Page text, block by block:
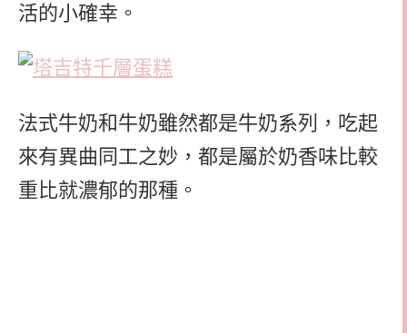
活的小確幸。
法式牛奶和牛奶雖然都是牛奶系列，吃起
來有異曲同工之妙，都是屬於奶香味比較
重比就濃郁的那種。